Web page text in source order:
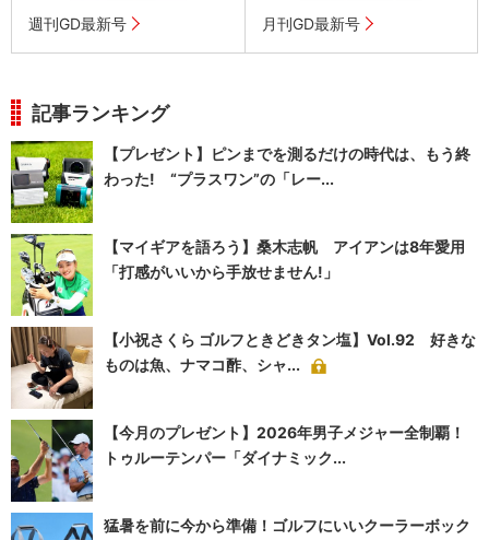
週刊GD最新号 月刊GD最新号
記事ランキング
【プレゼント】ピンまでを測るだけの時代は、もう終
わった! “プラスワン”の「レー...
【マイギアを語ろう】桑木志帆 アイアンは8年愛用
「打感がいいから手放せません!」
【小祝さくら ゴルフときどきタン塩】Vol.92 好きな
ものは魚、ナマコ酢、シャ...
【今月のプレゼント】2026年男子メジャー全制覇！
トゥルーテンパー「ダイナミック...
猛暑を前に今から準備！ゴルフにいいクーラーボック